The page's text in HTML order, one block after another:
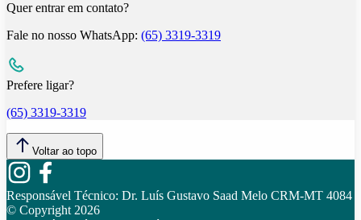
Quer entrar em contato?
Fale no nosso WhatsApp: (65) 3319-3319
Prefere ligar?
(65) 3319-3319
Voltar ao topo
Responsável Técnico: Dr. Luís Gustavo Saad Melo CRM-MT 4084
© Copyright2026